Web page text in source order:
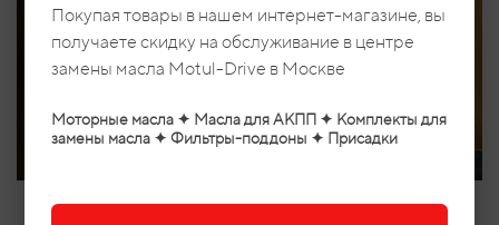
Покупая товары в нашем интернет-магазине, вы
получаете скидку на обслуживание в центре
замены масла Motul-Drive в Москве
Моторные масла ✦ Масла для АКПП ✦ Комплекты для
замены масла ✦ Фильтры-поддоны ✦ Присадки